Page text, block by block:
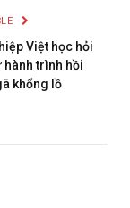
Việt học hỏi
trình hồi
khổng lồ